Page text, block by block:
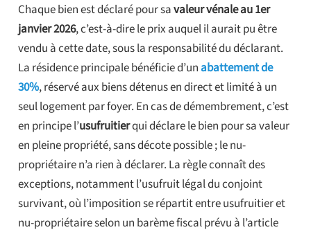
Chaque bien est déclaré pour savaleur vénale au 1er
janvier 2026, c’est-à-dire le prix auquel il aurait pu être
vendu à cette date, sous la responsabilité du déclarant.
La résidence principale bénéficie d’unabattement de
30%, réservé aux biens détenus en direct et limité à un
seul logement par foyer. En cas de démembrement, c’est
en principe l’usufruitierqui déclare le bien pour sa valeur
en pleine propriété, sans décote possible ; le nu-
propriétaire n’a rien à déclarer. La règle connaît des
exceptions, notamment l’usufruit légal du conjoint
survivant, où l’imposition se répartit entre usufruitier et
nu-propriétaire selon un barème fiscal prévu à l’article